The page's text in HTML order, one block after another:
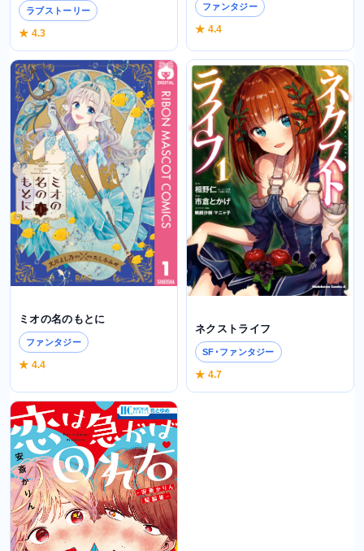
ラブストーリー
★ 4.3
ファンタジー
★ 4.4
ミオの名のもとに
ファンタジー
★ 4.4
ネクストライフ
SF･ファンタジー
★ 4.7